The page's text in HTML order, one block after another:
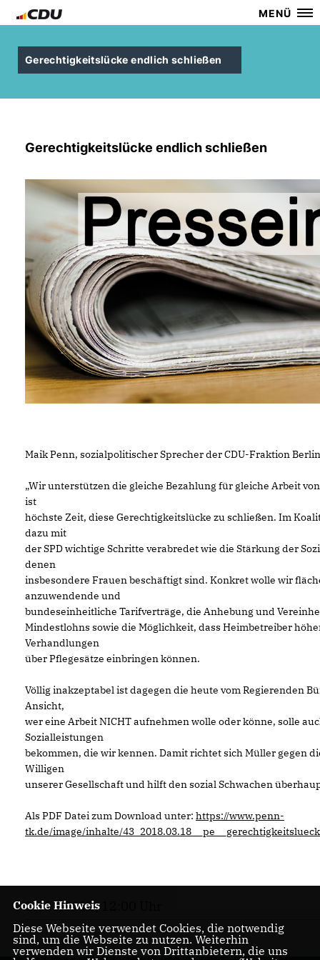
MENÜ
Gerechtigkeitslücke endlich schließen
Gerechtigkeitslücke endlich schließen
Maik Penn, sozialpolitischer Sprecher der CDU-Fraktion
Wir unterstützen die gleiche Bezahlung für gleiche Arbeit
ist
höchste Zeit, diese Gerechtigkeitslücke zu schließen. Im
dazu mit
der SPD wichtige Schritte verabredet wie die Stärkung der
denen
insbesondere Frauen beschäftigt sind. Konkret wolle wir
anzuwendende und
bundeseinheitliche Tarifverträge, die Anhebung und
Mindestlohns sowie die Möglichkeit, dass Heimbetreiber
Verhandlungen
über Pflegesätze einbringen können.
Völlig inakzeptabel ist dagegen die heute vom Regierenden
Ansicht,
wer eine Arbeit NICHT aufnehmen wolle oder könne, solle
Sozialleistungen
bekommen, die wir kennen. Damit richtet sich Müller gegen
Willigen
unserer Gesellschaft und hilft den sozial Schwachen
Als PDF Datei zum Download unter: https://www.penn-
tk.de/image/inhalte/
18.03.2018, 12:00 Uhr
Cookie Hinweis
Diese Webseite verwendet Cookies, die notwendig
sind, um die Webseite zu nutzen. Weiterhin
verwenden wir Dienste von Drittanbietern, die uns